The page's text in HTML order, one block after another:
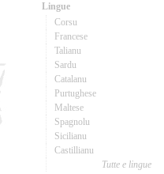
Lingue
Corsu
Francese
Talianu
Sardu
Catalanu
Purtughese
Maltese
Spagnolu
Sicilianu
Castillianu
Tutte e lingue